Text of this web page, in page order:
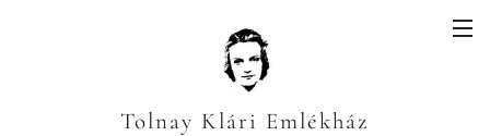
Tolnay Klári Emlékház